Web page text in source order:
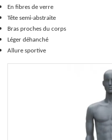
En fibres de verre
Tête semi-abstraite
Bras proches du corps
Léger déhanché
Allure sportive